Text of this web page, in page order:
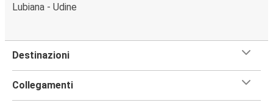
Lubiana - Udine
Destinazioni
Collegamenti